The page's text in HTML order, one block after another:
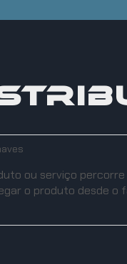
ou serviço
o produto desde o